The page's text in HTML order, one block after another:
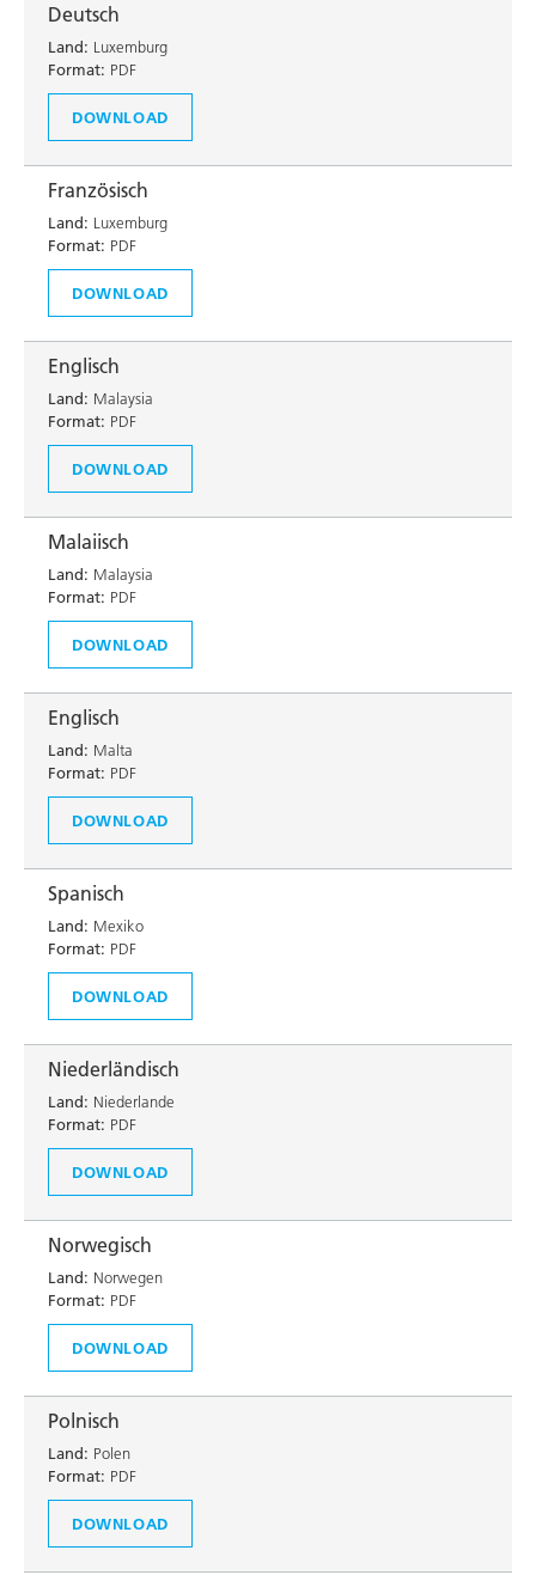
Deutsch
Land: Luxemburg
Format: PDF
DOWNLOAD
Französisch
Land: Luxemburg
Format: PDF
DOWNLOAD
Englisch
Land: Malaysia
Format: PDF
DOWNLOAD
Malaiisch
Land: Malaysia
Format: PDF
DOWNLOAD
Englisch
Land: Malta
Format: PDF
DOWNLOAD
Spanisch
Land: Mexiko
Format: PDF
DOWNLOAD
Niederländisch
Land: Niederlande
Format: PDF
DOWNLOAD
Norwegisch
Land: Norwegen
Format: PDF
DOWNLOAD
Polnisch
Land: Polen
Format: PDF
DOWNLOAD